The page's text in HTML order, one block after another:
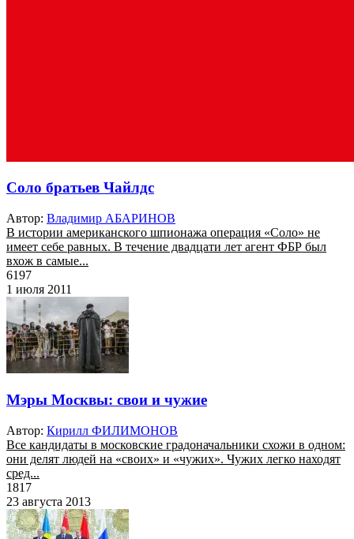
Соло братьев Чайлдс
Автор: Владимир АБАРИНОВ
В истории американского шпионажа операция «Соло» не
имеет себе равных. В течение двадцати лет агент ФБР был
вхож в самые...
6197
1 июля 2011
Мэры Москвы: свои и чужие
Автор: Кирилл ФИЛИМОНОВ
Все кандидаты в московские градоначальники схожи в одном:
они делят людей на «своих» и «чужих». Чужих легко находят
сред...
1817
23 августа 2013